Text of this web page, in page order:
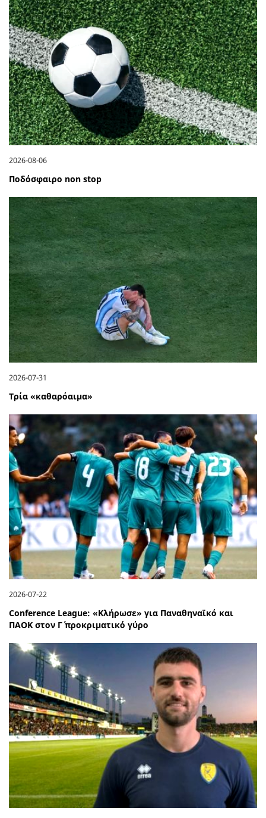
2026-08-06
Ποδόσφαιρο non stop
2026-07-31
Τρία «καθαρόαιμα»
2026-07-22
Conference League: «Κλήρωσε» για Παναθηναϊκό και
ΠΑΟΚ στον Γ΄ προκριματικό γύρο